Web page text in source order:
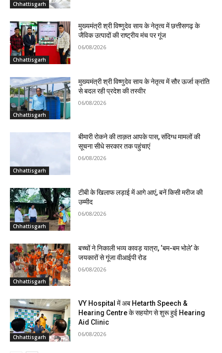
Chhattisgarh
Chhattisgarh
मुख्यमंत्री श्री विष्णुदेव साय के नेतृत्व में छत्तीसगढ़ के
जैविक उत्पादों की राष्ट्रीय मंच पर गूंज
06/08/2026
Chhattisgarh
मुख्यमंत्री श्री विष्णुदेव साय के नेतृत्व में सौर ऊर्जा क्रांति
से बदल रही प्रदेश की तस्वीर
06/08/2026
Chhattisgarh
बीमारी रोकने की ताक़त आपके पास, संदिग्ध मामलों की
सूचना सीधे सरकार तक पहुंचाएं
06/08/2026
Chhattisgarh
टीबी के खिलाफ लड़ाई में आगे आएं, बनें किसी मरीज की
उम्मीद
06/08/2026
Chhattisgarh
बच्चों ने निकाली भव्य कावड़ यात्रा, ‘बम-बम भोले’ के
जयकारों से गूंजा वीआईपी रोड
06/08/2026
Chhattisgarh
VY Hospital में अब Hetarth Speech &
Hearing Centre के सहयोग से शुरू हुई Hearing
Aid Clinic
06/08/2026